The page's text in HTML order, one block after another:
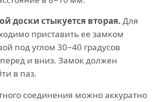
доски стыкуется вторая. Для
приставить ее замком
под углом 30−40 градусов
и вниз. Замок должен
в паз.
соединения можно аккуратно